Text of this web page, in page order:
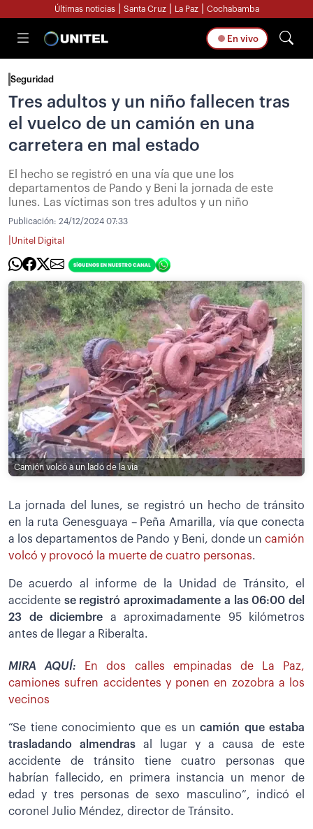
Últimas noticias Santa Cruz La Paz Cochabamba
En vivo
Seguridad
Tres adultos y un niño fallecen tras
el vuelco de un camión en una
carretera en mal estado
El hecho se registró en una vía que une los
departamentos de Pando y Beni la jornada de este
lunes. Las víctimas son tres adultos y un niño
Publicación: 24/12/2024 07:33
Unitel Digital
Camión volcó a un lado de la vía
La jornada del lunes, se registró un hecho de tránsito
en la ruta Genesguaya – Peña Amarilla, vía que conecta
a los departamentos de Pando y Beni, donde un camión
volcó y provocó la muerte de cuatro personas.
De acuerdo al informe de la Unidad de Tránsito, el
accidente se registró aproximadamente a las 06:00 del
23 de diciembre a aproximadamente 95 kilómetros
antes de llegar a Riberalta.
MIRA AQUÍ:
En dos calles empinadas de La Paz,
camiones sufren accidentes y ponen en zozobra a los
vecinos
“Se tiene conocimiento que es un camión que estaba
trasladando almendras al lugar y a causa de este
accidente de tránsito tiene cuatro personas que
habrían fallecido, en primera instancia un menor de
edad y tres personas de sexo masculino”, indicó el
coronel Julio Méndez, director de Tránsito.